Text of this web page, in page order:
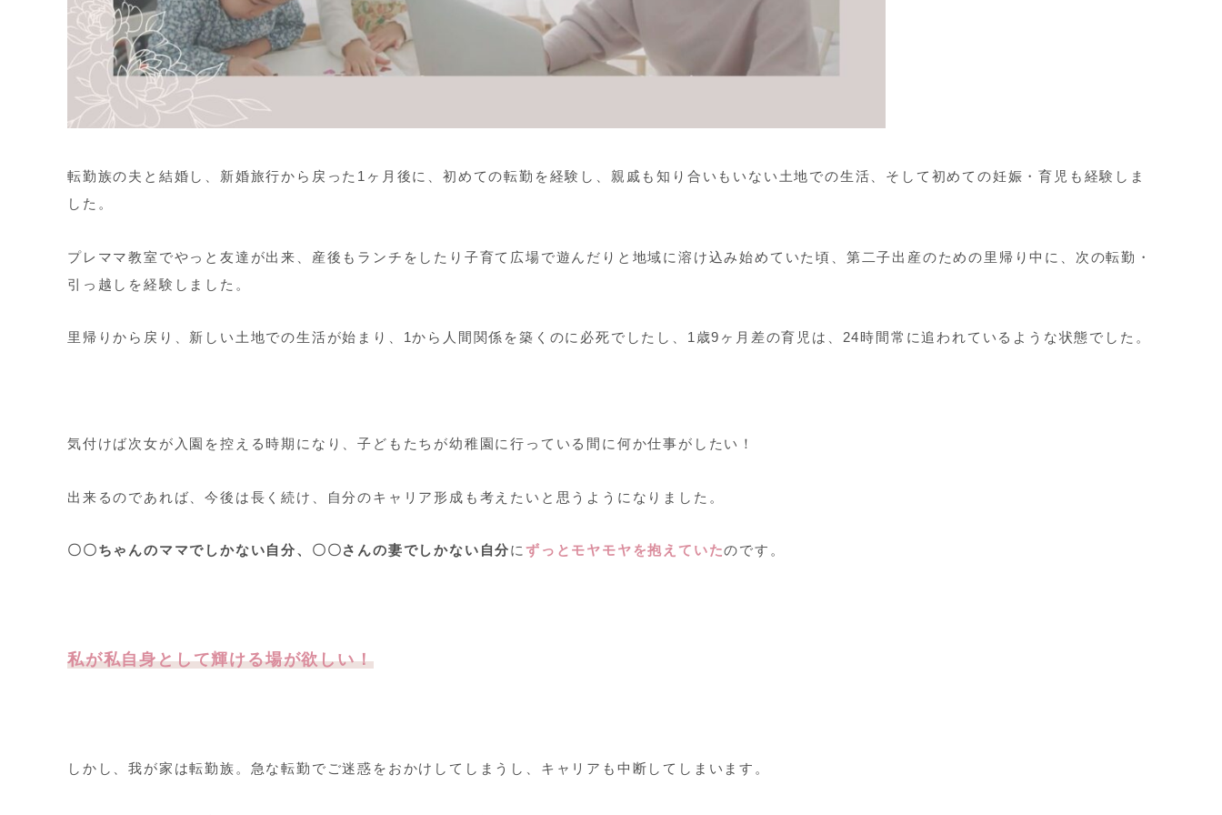
転勤族の夫と結婚し、新婚旅行から戻った1ヶ月後に、初めての転勤を経験し、親戚も知り合いもいない土地での生活、そして初めての妊娠・育児も経験しま
した。
プレママ教室でやっと友達が出来、産後もランチをしたり子育て広場で遊んだりと地域に溶け込み始めていた頃、第二子出産のための里帰り中に、次の転勤・
引っ越しを経験しました。
里帰りから戻り、新しい土地での生活が始まり、1から人間関係を築くのに必死でしたし、1歳9ヶ月差の育児は、24時間常に追われているような状態でした。
気付けば次女が入園を控える時期になり、子どもたちが幼稚園に行っている間に何か仕事がしたい！
出来るのであれば、今後は長く続け、自分のキャリア形成も考えたいと思うようになりました。
〇〇ちゃんのママでしかない自分、〇〇さんの妻でしかない自分にずっとモヤモヤを抱えていたのです。
私が私自身として輝ける場が欲しい！
しかし、我が家は転勤族。急な転勤でご迷惑をおかけしてしまうし、キャリアも中断してしまいます。